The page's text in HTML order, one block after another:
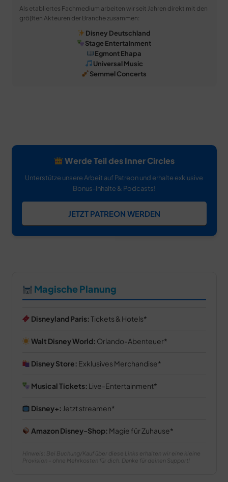
Als etabliertes Fachmedium arbeiten wir seit Jahren direkt mit den
größten Akteuren der Branche zusammen:
Disney Deutschland
Stage Entertainment
Egmont Ehapa
Universal Music
Semmel Concerts
Werde Teil des Inner Circles
Unterstütze unsere Arbeit auf Patreon und erhalte exklusive
Bonus-Inhalte & Podcasts!
JETZT PATREON WERDEN
Magische Planung
Disneyland Paris:Tickets & Hotels
Walt Disney World: Orlando-Abenteuer
Disney Store: Exklusives Merchandise
Musical Tickets: Live-Entertainment
Disney+: Jetzt streamen
Amazon Disney-Shop: Magie für Zuhause
Hinweis: Bei Buchung/Kauf über diese Links erhalten wir eine kleine
Provision – ohne Mehrkosten für dich. Danke für deinen Support!